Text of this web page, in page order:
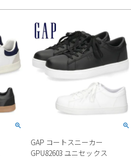
GAP コートスニーカー
GPU82603 ユニセックス